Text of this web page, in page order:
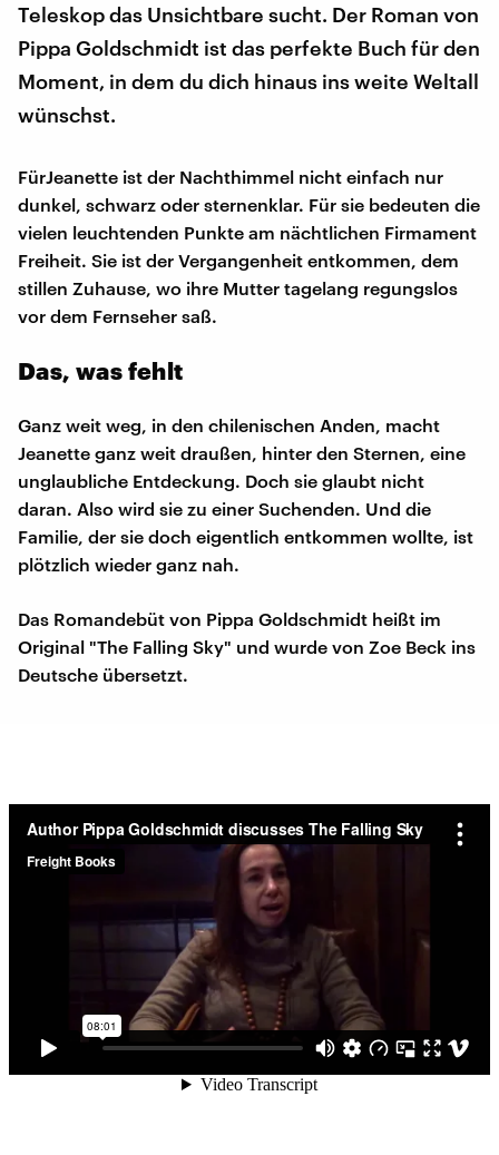
Teleskop das Unsichtbare sucht. Der Roman von
Pippa Goldschmidt ist das perfekte Buch für den
Moment, in dem du dich hinaus ins weite Weltall
wünschst.
FürJeanette ist der Nachthimmel nicht einfach nur
dunkel, schwarz oder sternenklar. Für sie bedeuten die
vielen leuchtenden Punkte am nächtlichen Firmament
Freiheit. Sie ist der Vergangenheit entkommen, dem
stillen Zuhause, wo ihre Mutter tagelang regungslos
vor dem Fernseher saß.
Das, was fehlt
Ganz weit weg, in den chilenischen Anden, macht
Jeanette ganz weit draußen, hinter den Sternen, eine
unglaubliche Entdeckung. Doch sie glaubt nicht
daran. Also wird sie zu einer Suchenden. Und die
Familie, der sie doch eigentlich entkommen wollte, ist
plötzlich wieder ganz nah.
Das Romandebüt von Pippa Goldschmidt heißt im
Original "The Falling Sky" und wurde von Zoe Beck ins
Deutsche übersetzt.